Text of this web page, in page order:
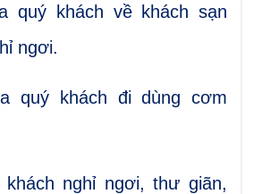
quý khách về khách sạn
ngơi.
quý khách đi dùng cơm
khách nghỉ ngơi, thư giãn,